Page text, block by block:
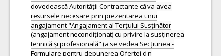
dovedească Autorității Contractante că va avea
resursele necesare prin prezentarea unui
angajament "Angajament al Terțului Susținător
(angajament necondiționat) cu privire la susținerea
tehnică și profesională" (a se vedea Secțiunea -
Formulare pentru depunerea Ofertei din